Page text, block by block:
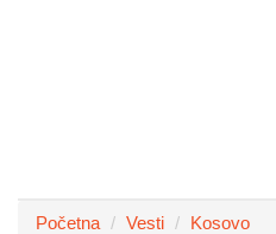
Početna Vesti
Kosovo